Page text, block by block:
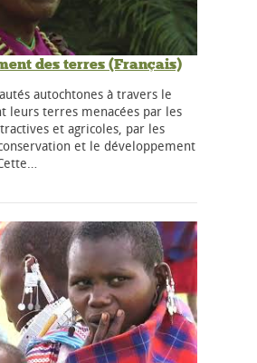
des terres (Français)
autochtones à travers le
leurs terres menacées par les
et agricoles, par les
et le développement